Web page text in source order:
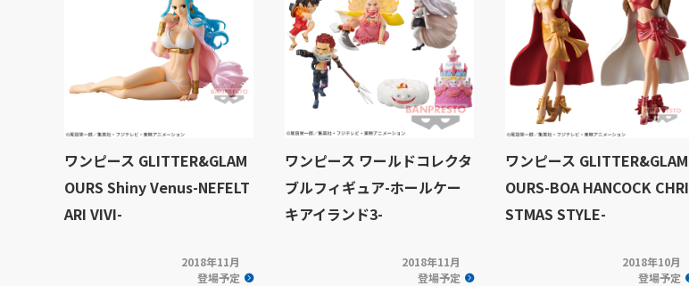
ワンピース GLITTER&GLAM
OURS Shiny Venus-NEFELT
ARI VIVI-
2018年11月
登場予定
ワンピース ワールドコレクタ
ブルフィギュア-ホールケー
キアイランド3-
2018年11月
登場予定
ワンピース GLITTER&GLAM
OURS-BOA HANCOCK CHRI
STMAS STYLE-
2018年10月
登場予定